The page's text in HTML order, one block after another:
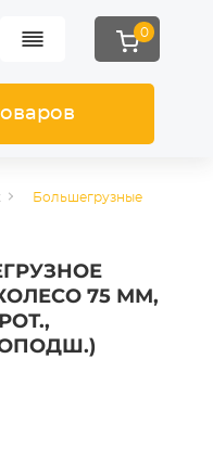
0
Большегрузные
75 ММ,